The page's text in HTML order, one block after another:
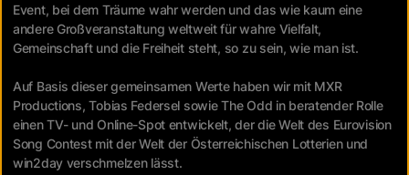
Event, bei dem Träume wahr werden und das wie kaum eine
andere Großveranstaltung weltweit für wahre Vielfalt,
Gemeinschaft und die Freiheit steht, so zu sein, wie man ist.
Auf Basis dieser gemeinsamen Werte haben wir mit MXR
Productions, Tobias Federsel sowie The Odd in beratender Rolle
einen TV- und Online-Spot entwickelt, der die Welt des Eurovision
Song Contest mit der Welt der Österreichischen Lotterien und
win2day verschmelzen lässt.